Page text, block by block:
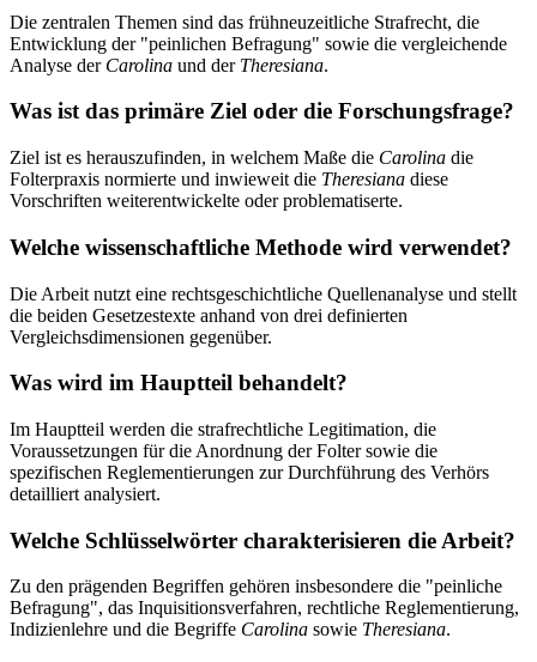
Die zentralen Themen sind das frühneuzeitliche Strafrecht, die
Entwicklung der "peinlichen Befragung" sowie die vergleichende
Analyse der Carolina und der Theresiana.
Was ist das primäre Ziel oder die Forschungsfrage?
Ziel ist es herauszufinden, in welchem Maße die Carolina die
Folterpraxis normierte und inwieweit die Theresiana diese
Vorschriften weiterentwickelte oder problematiserte.
Welche wissenschaftliche Methode wird verwendet?
Die Arbeit nutzt eine rechtsgeschichtliche Quellenanalyse und stellt
die beiden Gesetzestexte anhand von drei definierten
Vergleichsdimensionen gegenüber.
Was wird im Hauptteil behandelt?
Im Hauptteil werden die strafrechtliche Legitimation, die
Voraussetzungen für die Anordnung der Folter sowie die
spezifischen Reglementierungen zur Durchführung des Verhörs
detailliert analysiert.
Welche Schlüsselwörter charakterisieren die Arbeit?
Zu den prägenden Begriffen gehören insbesondere die "peinliche
Befragung", das Inquisitionsverfahren, rechtliche Reglementierung,
Indizienlehre und die Begriffe Carolina sowie Theresiana.